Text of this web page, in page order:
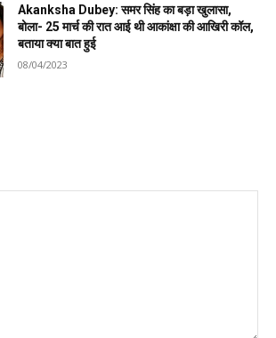
Akanksha Dubey: समर सिंह का बड़ा खुलासा,
बोला- 25 मार्च की रात आई थी आकांक्षा की आखिरी कॉल,
बताया क्या बात हुई
08/04/2023